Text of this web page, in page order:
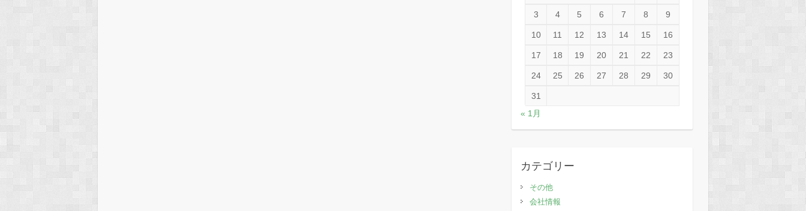
3 4 5 6 7 8 9
10 11 12 13 14 15 16
17 18 19 20 21 22 23
24 25 26 27 28 29 30
31
« 1月
カテゴリー
その他
会社情報